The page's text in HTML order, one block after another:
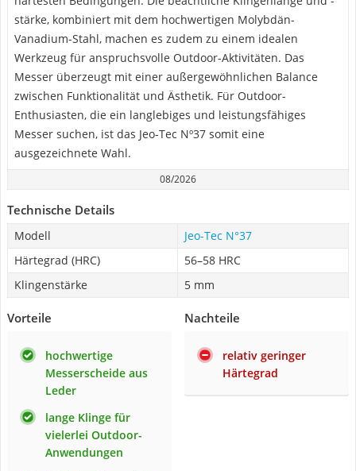
stärke, kombiniert mit dem hochwertigen Molybdän-
Vanadium-Stahl, machen es zudem zu einem idealen
Werkzeug für anspruchsvolle Outdoor-Aktivitäten. Das
Messer überzeugt mit einer außergewöhnlichen Balance
zwischen Funktionalität und Ästhetik. Für Outdoor-
Enthusiasten, die ein langlebiges und leistungsfähiges
Messer suchen, ist das Jeo-Tec Nº37 somit eine
ausgezeichnete Wahl.
08/2026
Technische Details
Modell
Jeo-Tec N°37
Härtegrad (HRC)
56–58 HRC
Klingenstärke
5 mm
Vorteile
hochwertige
Messerscheide aus
Leder
lange Klinge für
vielerlei Outdoor-
Anwendungen
Nachteile
relativ geringer
Härtegrad